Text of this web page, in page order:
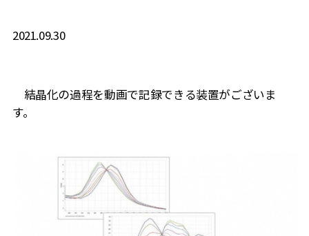
2021.09.30
結晶化の過程を動画で記録できる装置がございま
す。